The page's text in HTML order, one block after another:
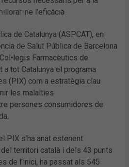
ne l’eficàcia
de Catalunya (ASPCAT), en
de Salut Pública de Barcelona
Farmacèutics de
a tot Catalunya el programa
(PIX) com a estratègia clau
les malalties
persones consumidores de
PIX s’ha anat estenent
territori català i dels 43 punts
de l’inici, ha passat als 545